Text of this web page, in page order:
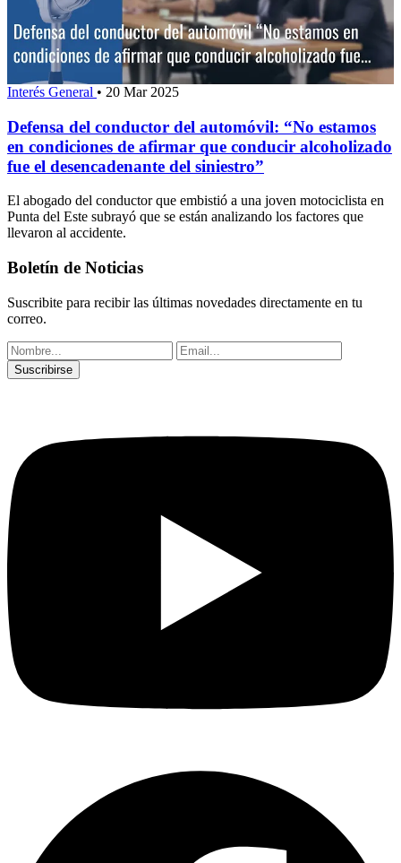
Interés General • 20 Mar 2025
Defensa del conductor del automóvil: “No estamos
en condiciones de afirmar que conducir alcoholizado
fue el desencadenante del siniestro”
El abogado del conductor que embistió a una joven motociclista en
Punta del Este subrayó que se están analizando los factores que
llevaron al accidente.
Boletín de Noticias
Suscribite para recibir las últimas novedades directamente en tu
correo.
Suscribirse